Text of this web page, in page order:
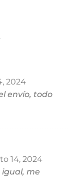
2024
envío, todo
14, 2024
me